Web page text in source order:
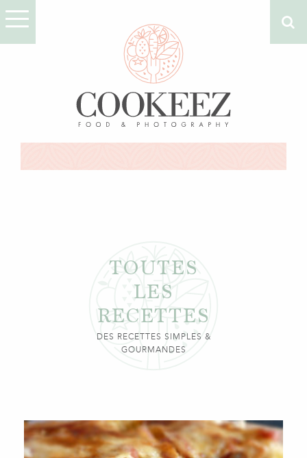
TOUTES
LES
RECETTES
DES RECETTES SIMPLES &
GOURMANDES